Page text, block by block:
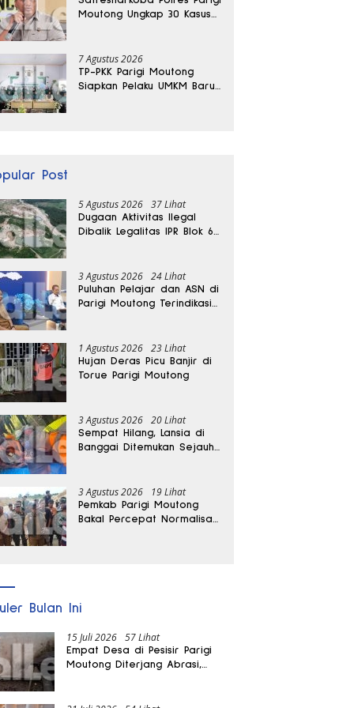
Moutong Ungkap 30 Kasus
7 Agustus 2026
TP-PKK Parigi Moutong
Siapkan Pelaku UMKM Baru
Post
5 Agustus 2026 37 Lihat
Dugaan Aktivitas Ilegal
Dibalik Legalitas IPR Blok 6
3 Agustus 2026 24 Lihat
Puluhan Pelajar dan ASN di
Parigi Moutong Terindikasi
1 Agustus 2026 23 Lihat
Hujan Deras Picu Banjir di
Torue Parigi Moutong
3 Agustus 2026 20 Lihat
Sempat Hilang, Lansia di
Banggai Ditemukan Sejauh
3 Agustus 2026 19 Lihat
Pemkab Parigi Moutong
Bakal Percepat Normalisasi
Bulan Ini
15 Juli 2026 57 Lihat
Empat Desa di Pesisir Parigi
Moutong Diterjang Abrasi,